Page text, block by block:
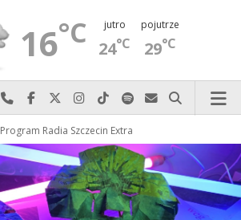
16°C jutro
24°C
pojutrze
29°C
Najlepiej po prostu do nas zadzwoń
Odwiedź nas na Facebook-u
Odwiedź nas na X
Odwiedź nas na Instagram-ie
Odwiedź nas na TikTok-u
Szukaj nas na Spotify
Wyślij do nas
Szukaj
Program Radia Szczecin Extra